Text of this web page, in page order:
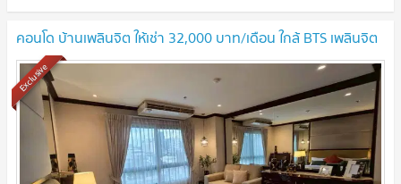
คอนโด บ้านเพลินจิต ให้เช่า 32,000 บาท/เดือน ใกล้ BTS เพลินจิต
Exclusive